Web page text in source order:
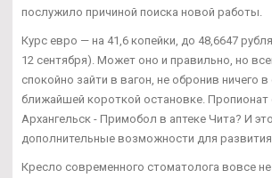
послужило причиной поиска новой работы.
Курс евро — на 41,6 копейки, до 48,6647
12 сентября). Может оно и правильно, но
спокойно зайти в вагон, не обронив ничего
ближайшей короткой остановке. Пропионат
Архангельск - Примобол в аптеке Чита? И
дополнительные возможности для
Кресло современного стоматолога вовсе